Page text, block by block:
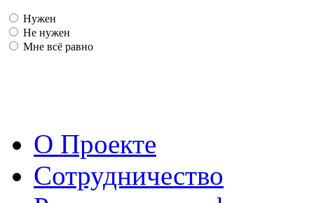
Нужен
Не нужен
Мне всё равно
О Проекте
Сотрудничество